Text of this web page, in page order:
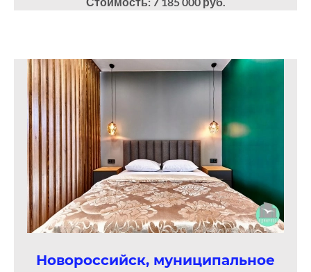
Новороссийск, муниципальное